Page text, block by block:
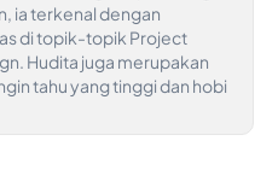
ia terkenal dengan
di topik-topik Project
Hudita juga merupakan
tahu yang tinggi dan hobi